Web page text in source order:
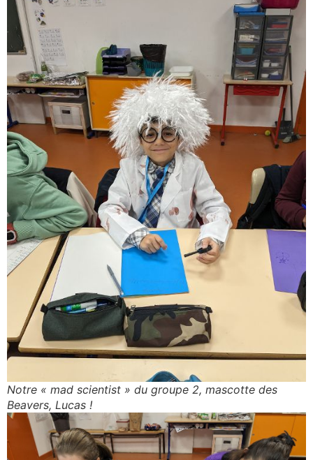
Notre « mad scientist » du groupe 2, mascotte des
Beavers, Lucas !